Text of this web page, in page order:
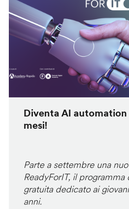
Diventa AI
mesi!
Parte a settembre una
ReadyForIT, il
gratuita dedicato ai
anni.